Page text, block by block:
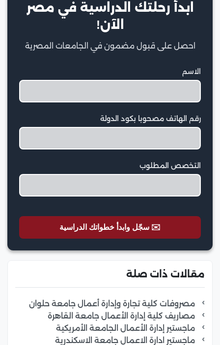
ابدأ رحلتك الدراسية في مصر
الآن!
احصل على قبول مضمون في الجامعات المصرية
الاسم
رقم الهاتف مصحوبا بكود الدولة
التخصص المطلوب
✉️ سجّل وابدأ خطواتك الدراسية
مقالات ذات صلة
مصروفات كلية تجارة وإدارة أعمال جامعة حلوان
مصاريف كلية إدارة الأعمال جامعة القاهرة
ماجستير إدارة الأعمال الجامعة الأمريكية
ماجستير ادارة الاعمال جامعة الاسكندرية